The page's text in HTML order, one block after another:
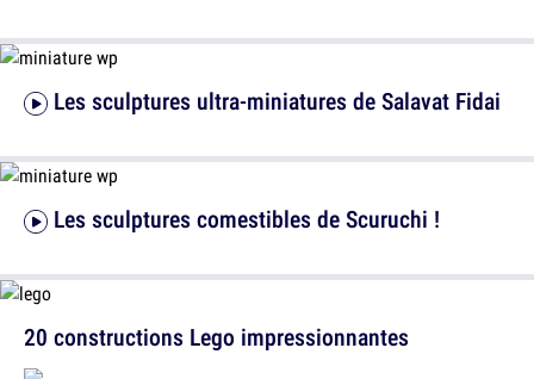
Les sculptures comestibles de Scuruchi !
Les sculptures ultra-miniatures de Salavat Fidai
20 constructions Lego impressionnantes